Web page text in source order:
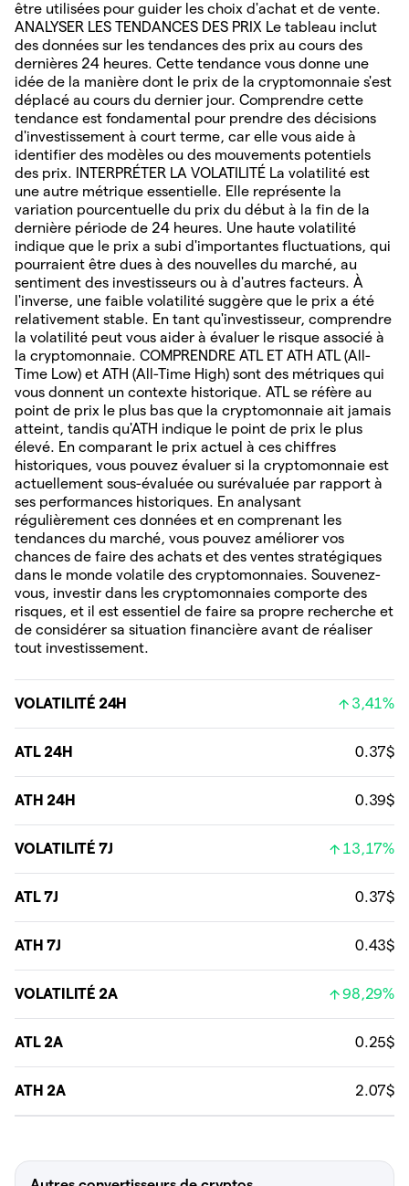
être utilisées pour guider les choix d'achat et de vente.
ANALYSER LES TENDANCES DES PRIX Le tableau inclut
des données sur les tendances des prix au cours des
dernières 24 heures. Cette tendance vous donne une
idée de la manière dont le prix de la cryptomonnaie s'est
déplacé au cours du dernier jour. Comprendre cette
tendance est fondamental pour prendre des décisions
d'investissement à court terme, car elle vous aide à
identifier des modèles ou des mouvements potentiels
des prix. INTERPRÉTER LA VOLATILITÉ La volatilité est
une autre métrique essentielle. Elle représente la
variation pourcentuelle du prix du début à la fin de la
dernière période de 24 heures. Une haute volatilité
indique que le prix a subi d'importantes fluctuations, qui
pourraient être dues à des nouvelles du marché, au
sentiment des investisseurs ou à d'autres facteurs. À
l'inverse, une faible volatilité suggère que le prix a été
relativement stable. En tant qu'investisseur, comprendre
la volatilité peut vous aider à évaluer le risque associé à
la cryptomonnaie. COMPRENDRE ATL ET ATH ATL (All-
Time Low) et ATH (All-Time High) sont des métriques qui
vous donnent un contexte historique. ATL se réfère au
point de prix le plus bas que la cryptomonnaie ait jamais
atteint, tandis qu'ATH indique le point de prix le plus
élevé. En comparant le prix actuel à ces chiffres
historiques, vous pouvez évaluer si la cryptomonnaie est
actuellement sous-évaluée ou surévaluée par rapport à
ses performances historiques. En analysant
régulièrement ces données et en comprenant les
tendances du marché, vous pouvez améliorer vos
chances de faire des achats et des ventes stratégiques
dans le monde volatile des cryptomonnaies. Souvenez-
vous, investir dans les cryptomonnaies comporte des
risques, et il est essentiel de faire sa propre recherche et
de considérer sa situation financière avant de réaliser
tout investissement.
VOLATILITÉ 24H 3,41%
ATL 24H 0.37$
ATH 24H 0.39$
VOLATILITÉ 7J 13,17%
ATL 7J 0.37$
ATH 7J 0.43$
VOLATILITÉ 2A 98,29%
ATL 2A 0.25$
ATH 2A 2.07$